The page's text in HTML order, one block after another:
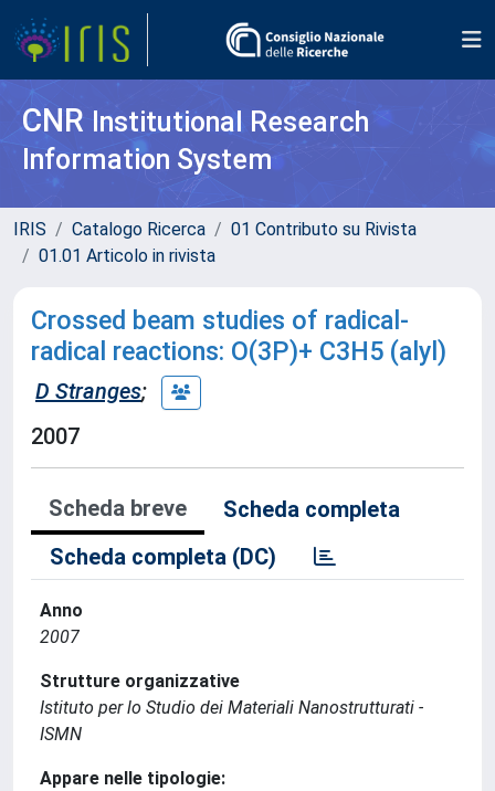
CNR Institutional Research
Information System
IRIS Catalogo Ricerca
01 Contributo su Rivista
01.01 Articolo in rivista
Crossed beam studies of radical-
radical reactions: O(3P)+ C3H5 (alyl)
D Stranges;
2007
Scheda breve
Scheda completa
Scheda completa (DC)
Anno
2007
Strutture organizzative
Istituto per lo Studio dei Materiali Nanostrutturati -
ISMN
Appare nelle tipologie: